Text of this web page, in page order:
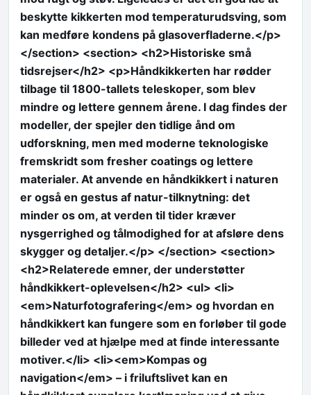
beskytte kikkerten mod temperaturudsving, som
kan medføre kondens på glasoverfladerne.</p>
</section> <section> <h2>Historiske små
tidsrejser</h2> <p>Håndkikkerten har rødder
tilbage til 1800-tallets teleskoper, som blev
mindre og lettere gennem årene. I dag findes der
modeller, der spejler den tidlige ånd om
udforskning, men med moderne teknologiske
fremskridt som fresher coatings og lettere
materialer. At anvende en håndkikkert i naturen
er også en gestus af natur-tilknytning: det
minder os om, at verden til tider kræver
nysgerrighed og tålmodighed for at afsløre dens
skygger og detaljer.</p> </section> <section>
<h2>Relaterede emner, der understøtter
håndkikkert-oplevelsen</h2> <ul> <li>
<em>Naturfotografering</em> og hvordan en
håndkikkert kan fungere som en forløber til gode
billeder ved at hjælpe med at finde interessante
motiver.</li> <li><em>Kompas og
navigation</em> – i friluftslivet kan en